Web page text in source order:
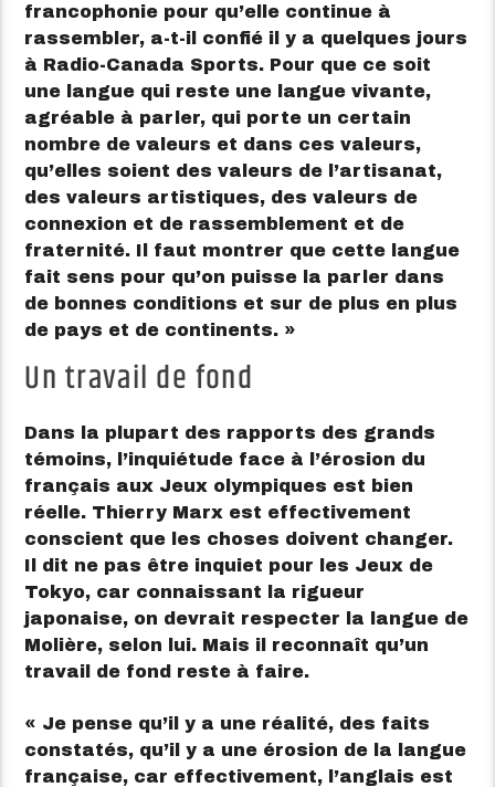
francophonie pour qu’elle continue à
rassembler, a-t-il confié il y a quelques jours
à Radio-Canada Sports. Pour que ce soit
une langue qui reste une langue vivante,
agréable à parler, qui porte un certain
nombre de valeurs et dans ces valeurs,
qu’elles soient des valeurs de l’artisanat,
des valeurs artistiques, des valeurs de
connexion et de rassemblement et de
fraternité. Il faut montrer que cette langue
fait sens pour qu’on puisse la parler dans
de bonnes conditions et sur de plus en plus
de pays et de continents. »
Un travail de fond
Dans la plupart des rapports des grands
témoins, l’inquiétude face à l’érosion du
français aux Jeux olympiques est bien
réelle. Thierry Marx est effectivement
conscient que les choses doivent changer.
Il dit ne pas être inquiet pour les Jeux de
Tokyo, car connaissant la rigueur
japonaise, on devrait respecter la langue de
Molière, selon lui. Mais il reconnaît qu’un
travail de fond reste à faire.
« Je pense qu’il y a une réalité, des faits
constatés, qu’il y a une érosion de la langue
française, car effectivement, l’anglais est